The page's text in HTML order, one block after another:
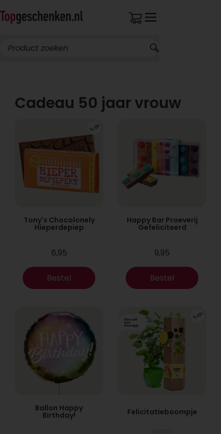
Cadeau 50 jaar vrouw
Tony's Chocolonely
Hieperdepiep
6,95
Bestel
Happy Bar Proeverij
Gefeliciteerd
9,95
Bestel
Ballon Happy
Birthday! Felicitatieboompje